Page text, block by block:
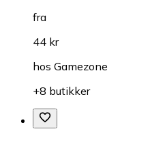
fra
44 kr
hos Gamezone
+8 butikker